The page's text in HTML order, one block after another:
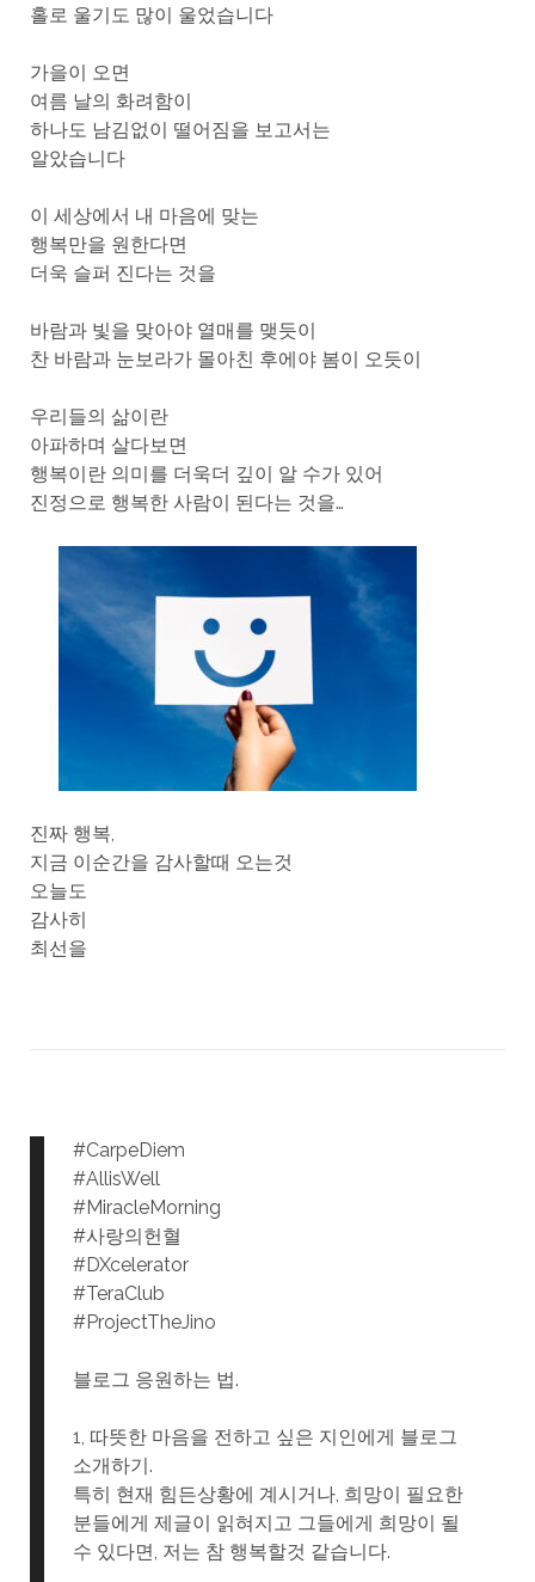
홀로 울기도 많이 울었습니다
가을이 오면
여름 날의 화려함이
하나도 남김없이 떨어짐을 보고서는
알았습니다
이 세상에서 내 마음에 맞는
행복만을 원한다면
더욱 슬퍼 진다는 것을
바람과 빛을 맞아야 열매를 맺듯이
찬 바람과 눈보라가 몰아친 후에야 봄이 오듯이
우리들의 삶이란
아파하며 살다보면
행복이란 의미를 더욱더 깊이 알 수가 있어
진정으로 행복한 사람이 된다는 것을…
진짜 행복,
지금 이순간을 감사할때 오는것
오늘도
감사히
최선을
#CarpeDiem
#AllisWell
#MiracleMorning
#사랑의헌혈
#DXcelerator
#TeraClub
#ProjectTheJino
블로그 응원하는 법.
1, 따뜻한 마음을 전하고 싶은 지인에게 블로그
소개하기.
특히 현재 힘든상황에 계시거나, 희망이 필요한
분들에게 제글이 읽혀지고 그들에게 희망이 될
수 있다면, 저는 참 행복할것 같습니다.